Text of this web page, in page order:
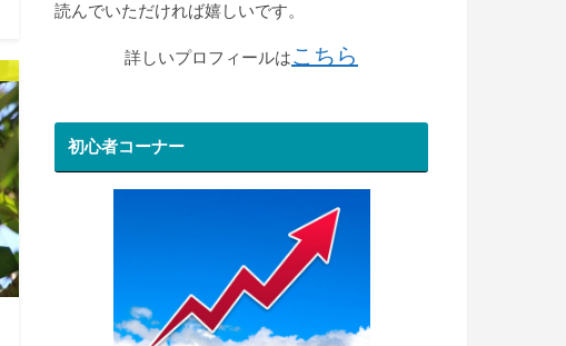
読んでいただければ嬉しいです。
詳しいプロフィールはこちら
初心者コーナー